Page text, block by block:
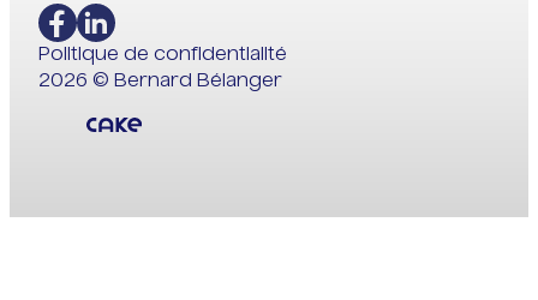
Politique de confidentialité
2026 © Bernard Bélanger